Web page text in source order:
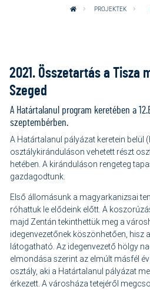
PROJEKTEK
2021. Összetartás a Tisza
Szeged
A Határtalanul program keretében a
szeptembérben.
A Határtalanul pályázat keretein belül (
osztálykiránduláson vehetett részt
hetében. A kiránduláson rengeteg
gazdagodtunk.
Első állomásunk a magyarkanizsai
róhattuk le elődeink előtt. A
majd Zentán tekinthettük meg a
idegenvezetőnek köszönhetően, hisz
látogatható. Az idegenvezető hölgy
elmondása szerint az elmúlt másfél
osztály, aki a Határtalanul pályázat
érkezett. A városháza tetejéről